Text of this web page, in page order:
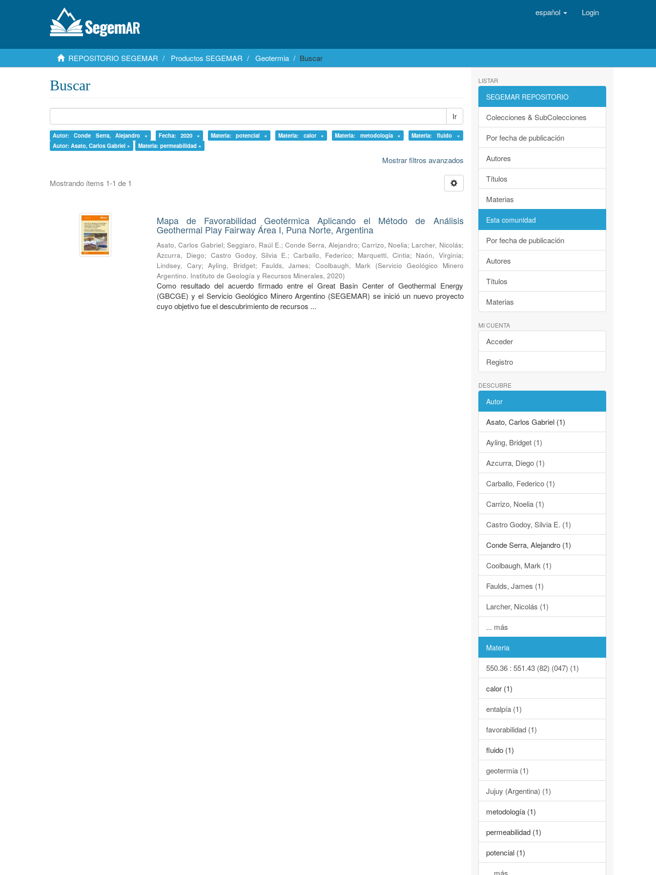
español Login
REPOSITORIO SEGEMAR Productos SEGEMAR Geotermia Buscar
Buscar
Ir
Autor: Conde Serra, Alejandro × Fecha: 2020 × Materia: potencial × Materia: calor × Materia: metodología ×
Materia: fluido ×
Autor: Asato, Carlos Gabriel ×
Materia: permeabilidad ×
Mostrar filtros avanzados
Mostrando ítems 1-1 de 1
Mapa de Favorabilidad Geotérmica Aplicando el Método de Análisis
Geothermal Play Fairway Área I, Puna Norte, Argentina
Asato, Carlos Gabriel; Seggiaro, Raúl E.; Conde Serra, Alejandro;Carrizo, Noelia; Larcher, Nicolás;
Azcurra, Diego; Castro Godoy, Silvia E.;Carballo, Federico; Marquetti, Cintia; Naón, Virginia;
Lindsey, Cary;Ayling, Bridget; Faulds, James; Coolbaugh, Mark (Servicio Geológico Minero
Argentino. Instituto de Geología y Recursos Minerales,2020)
Como resultado del acuerdo firmado entre el Great Basin Center of Geothermal Energy
(GBCGE) y el Servicio Geológico Minero Argentino (SEGEMAR) se inició un nuevo proyecto
cuyo objetivo fue el descubrimiento de recursos ...
LISTAR
SEGEMAR REPOSITORIO
Colecciones & SubColecciones
Por fecha de publicación
Autores
Títulos
Materias
Esta comunidad
Por fecha de publicación
Autores
Títulos
Materias
MI CUENTA
Acceder
Registro
DESCUBRE
Autor
Asato, Carlos Gabriel (1)
Ayling, Bridget (1)
Azcurra, Diego (1)
Carballo, Federico (1)
Carrizo, Noelia (1)
Castro Godoy, Silvia E. (1)
Conde Serra, Alejandro (1)
Coolbaugh, Mark (1)
Faulds, James (1)
Larcher, Nicolás (1)
... más
Materia
550.36 : 551.43 (82) (047) (1)
calor (1)
entalpía (1)
favorabilidad (1)
fluido (1)
geotermia (1)
Jujuy (Argentina) (1)
metodología (1)
permeabilidad (1)
potencial (1)
... más